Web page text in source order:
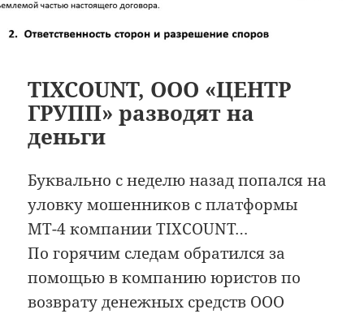
TIXCOUNT, ООО «ЦЕНТР
ГРУПП» разводят на
деньги
Буквально с неделю назад попался на
уловку мошенников с платформы
МТ-4 компании TIXCOUNT…
По горячим следам обратился за
помощью в компанию юристов по
возврату денежных средств ООО